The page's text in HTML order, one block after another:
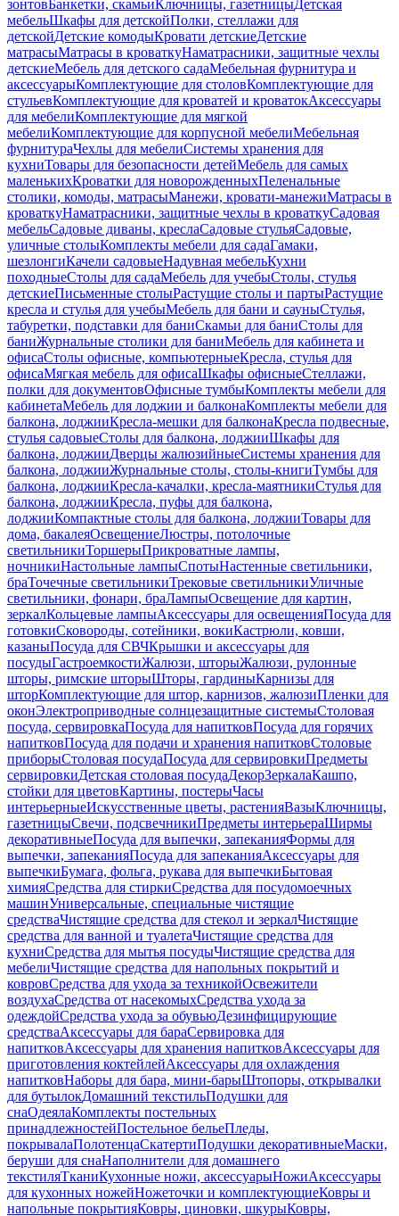
зонтовБанкетки, скамьиКлючницы, газетницыДетская
мебельШкафы для детскойПолки, стеллажи для
детскойДетские комодыКровати детскиеДетские
матрасыМатрасы в кроваткуНаматрасники, защитные чехлы
детскиеМебель для детского садаМебельная фурнитура и
аксессуарыКомплектующие для столовКомплектующие для
стульевКомплектующие для кроватей и кроватокАксессуары
для мебелиКомплектующие для мягкой
мебелиКомплектующие для корпусной мебелиМебельная
фурнитураЧехлы для мебелиСистемы хранения для
кухниТовары для безопасности детейМебель для самых
маленькихКроватки для новорожденныхПеленальные
столики, комоды, матрасыМанежи, кровати-манежиМатрасы в
кроваткуНаматрасники, защитные чехлы в кроваткуСадовая
мебельСадовые диваны, креслаСадовые стульяСадовые,
уличные столыКомплекты мебели для садаГамаки,
шезлонгиКачели садовыеНадувная мебельКухни
походныеСтолы для садаМебель для учебыСтолы, стулья
детскиеПисьменные столыРастущие столы и партыРастущие
кресла и стулья для учебыМебель для бани и сауныСтулья,
табуретки, подставки для баниСкамьи для баниСтолы для
баниЖурнальные столики для баниМебель для кабинета и
офисаСтолы офисные, компьютерныеКресла, стулья для
офисаМягкая мебель для офисаШкафы офисныеСтеллажи,
полки для документовОфисные тумбыКомплекты мебели для
кабинетаМебель для лоджии и балконаКомплекты мебели для
балкона, лоджииКресла-мешки для балконаКресла подвесные,
стулья садовыеСтолы для балкона, лоджииШкафы для
балкона, лоджииДверцы жалюзийныеСистемы хранения для
балкона, лоджииЖурнальные столы, столы-книгиТумбы для
балкона, лоджииКресла-качалки, кресла-маятникиСтулья для
балкона, лоджииКресла, пуфы для балкона,
лоджииКомпактные столы для балкона, лоджииТовары для
дома, бакалеяОсвещениеЛюстры, потолочные
светильникиТоршерыПрикроватные лампы,
ночникиНастольные лампыСпотыНастенные светильники,
браТочечные светильникиТрековые светильникиУличные
светильники, фонари, браЛампыОсвещение для картин,
зеркалКольцевые лампыАксессуары для освещенияПосуда для
готовкиСковороды, сотейники, вокиКастрюли, ковши,
казаныПосуда для СВЧКрышки и аксессуары для
посудыГастроемкостиЖалюзи, шторыЖалюзи, рулонные
шторы, римские шторыШторы, гардиныКарнизы для
шторКомплектующие для штор, карнизов, жалюзиПленки для
оконЭлектроприводные солнцезащитные системыСтоловая
посуда, сервировкаПосуда для напитковПосуда для горячих
напитковПосуда для подачи и хранения напитковСтоловые
приборыСтоловая посудаПосуда для сервировкиПредметы
сервировкиДетская столовая посудаДекорЗеркалаКашпо,
стойки для цветовКартины, постерыЧасы
интерьерныеИскусственные цветы, растенияВазыКлючницы,
газетницыСвечи, подсвечникиПредметы интерьераШирмы
декоративныеПосуда для выпечки, запеканияФормы для
выпечки, запеканияПосуда для запеканияАксессуары для
выпечкиБумага, фольга, рукава для выпечкиБытовая
химияСредства для стиркиСредства для посудомоечных
машинУниверсальные, специальные чистящие
средстваЧистящие средства для стекол и зеркалЧистящие
средства для ванной и туалетаЧистящие средства для
кухниСредства для мытья посудыЧистящие средства для
мебелиЧистящие средства для напольных покрытий и
ковровСредства для ухода за техникойОсвежители
воздухаСредства от насекомыхСредства ухода за
одеждойСредства ухода за обувьюДезинфицирующие
средстваАксессуары для бараСервировка для
напитковАксессуары для хранения напитковАксессуары для
приготовления коктейлейАксессуары для охлаждения
напитковНаборы для бара, мини-барыШтопоры, открывалки
для бутылокДомашний текстильПодушки для
снаОдеялаКомплекты постельных
принадлежностейПостельное бельеПледы,
покрывалаПолотенцаСкатертиПодушки декоративныеМаски,
беруши для снаНаполнители для домашнего
текстиляТканиКухонные ножи, аксессуарыНожиАксессуары
для кухонных ножейНожеточки и комплектующиеКовры и
напольные покрытияКовры, циновки, шкурыКовры,